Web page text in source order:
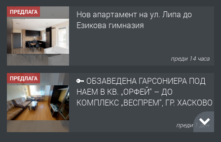
ПРЕДЛАГА
Нов апартамент на ул. Липа до
Езикова гимназия
преди 14 часа
ПРЕДЛАГА
🔑 ОБЗАВЕДЕНА ГАРСОНИЕРА ПОД
НАЕМ В КВ. „ОРФЕЙ“ – ДО
КОМПЛЕКС „ВЕСПРЕМ“, ГР. ХАСКОВО
преди 1 ден